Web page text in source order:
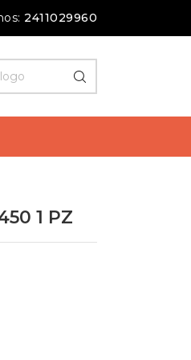
2411029960
1 PZ